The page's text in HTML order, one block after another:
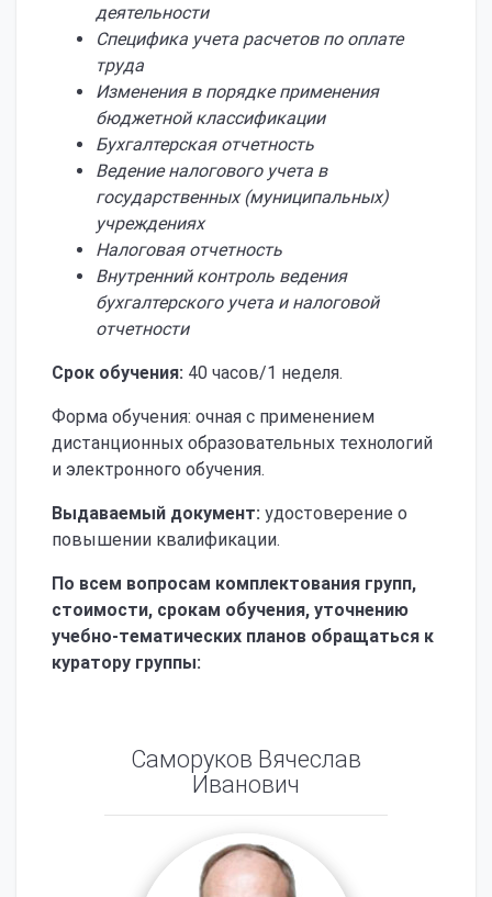
деятельности
Специфика учета расчетов по оплате
труда
Изменения в порядке применения
бюджетной классификации
Бухгалтерская отчетность
Ведение налогового учета в
государственных (муниципальных)
учреждениях
Налоговая отчетность
Внутренний контроль ведения
бухгалтерского учета и налоговой
отчетности
Срок обучения: 40 часов/1 неделя.
Форма обучения: очная с применением
дистанционных образовательных технологий
и электронного обучения.
Выдаваемый документ: удостоверение о
повышении квалификации.
По всем вопросам комплектования групп,
стоимости, срокам обучения, уточнению
учебно-тематических планов обращаться к
куратору группы:
Саморуков Вячеслав
Иванович